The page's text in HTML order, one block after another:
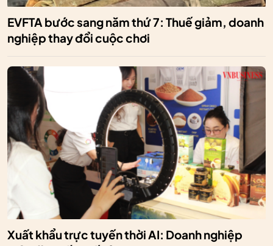
EVFTA bước sang năm thứ 7: Thuế giảm, doanh
nghiệp thay đổi cuộc chơi
Xuất khẩu trực tuyến thời AI: Doanh nghiệp